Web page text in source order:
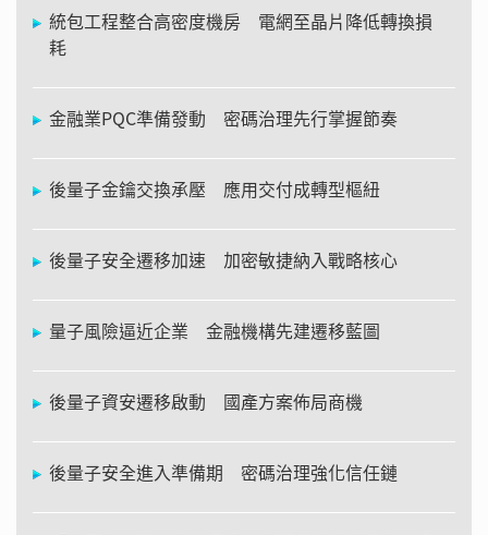
統包工程整合高密度機房 電網至晶片降低轉換損
耗
金融業PQC準備發動 密碼治理先行掌握節奏
後量子金鑰交換承壓 應用交付成轉型樞紐
後量子安全遷移加速 加密敏捷納入戰略核心
量子風險逼近企業 金融機構先建遷移藍圖
後量子資安遷移啟動 國產方案佈局商機
後量子安全進入準備期 密碼治理強化信任鏈